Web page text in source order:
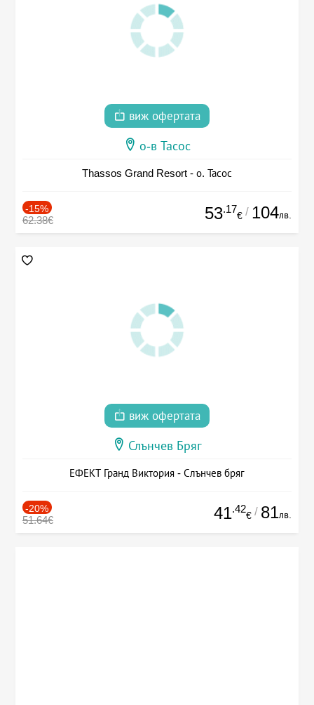
виж офертата
о-в Тасос
Thassos Grand Resort - о. Тасос
-15%
62.38€ 53.17
€ / 104лв.
виж офертата
Слънчев Бряг
ЕФЕКТ Гранд Виктория - Слънчев бряг
-20%
51.64€ 41.42
€ / 81лв.